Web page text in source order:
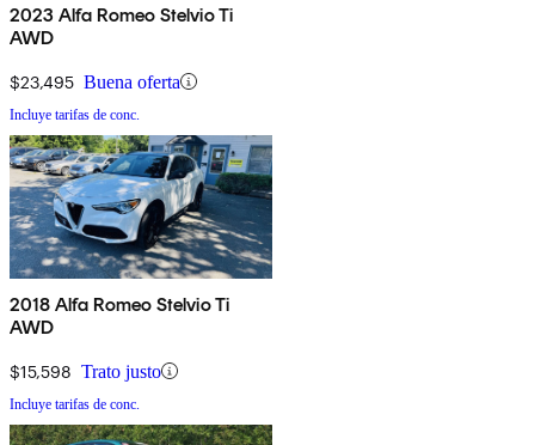
2023 Alfa Romeo Stelvio Ti
AWD
$23,495 Buena oferta
Incluye tarifas de conc.
2018 Alfa Romeo Stelvio Ti
AWD
$15,598 Trato justo
Incluye tarifas de conc.